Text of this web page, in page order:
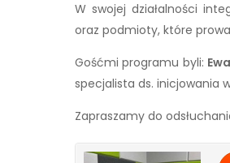
W swojej działalności
oraz podmioty, które
Gośćmi programu byli:
specjalista ds. inicjowania
Zapraszamy do